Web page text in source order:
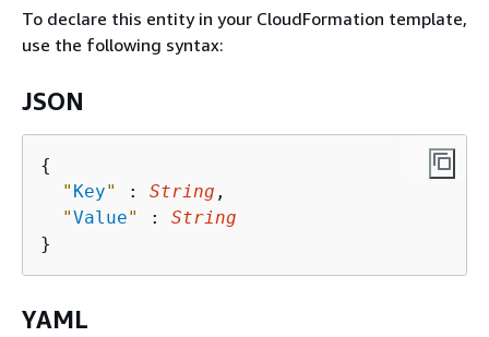
To declare this entity in your CloudFormation template,
use the following syntax:
JSON
{
" Key" : String ,
"Value" : String
YAML